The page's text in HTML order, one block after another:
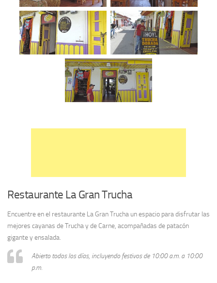
Restaurante La Gran Trucha
Encuentre en el restaurante La Gran Trucha un espacio para disfrutar las
mejores cayanas de Trucha y de Carne, acompañadas de patacón
gigante y ensalada.
Abierto todos los días, incluyendo festivos de 10:00 a.m. a 10:00
p.m.